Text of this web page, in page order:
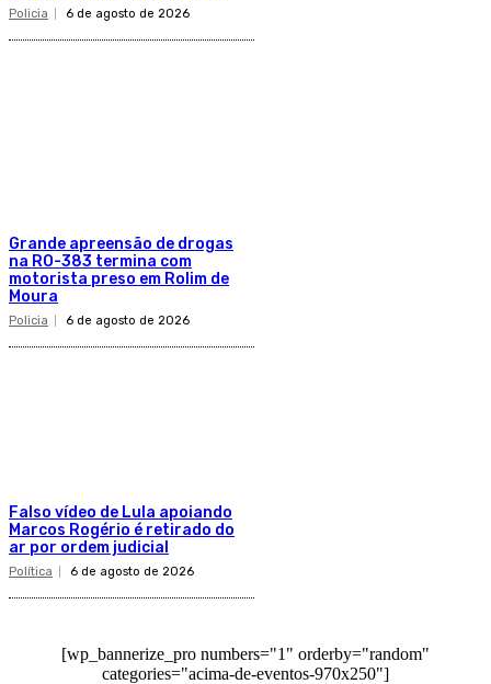
Policia 6 de agosto de 2026
Grande apreensão de drogas
na RO-383 termina com
motorista preso em Rolim de
Moura
Policia 6 de agosto de 2026
Falso vídeo de Lula apoiando
Marcos Rogério é retirado do
ar por ordem judicial
Política 6 de agosto de 2026
[wp_bannerize_pro numbers="1" orderby="random"
categories="acima-de-eventos-970x250"]